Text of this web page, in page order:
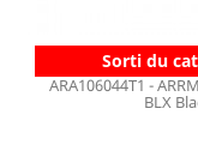
Sorti du
ARA106044T1 -
BLX